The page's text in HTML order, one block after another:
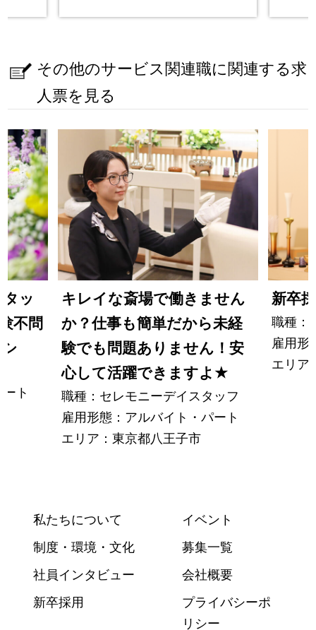
その他のサービス関連職に関連する求
人票を見る
ッ
不問
ト
キレイな斎場で働きません
か？仕事も簡単だから未経
験でも問題ありません！安
心して活躍できますよ ★
職種：セレモニーデイスタッフ
雇用形態：アルバイト・パート
エリア：東京都八王子市
新卒
職種：
雇用形
エリア
私たちについて
制度・環境・文化
社員インタビュー
新卒採用
イベント
募集一覧
会社概要
プライバシーポ
リシー